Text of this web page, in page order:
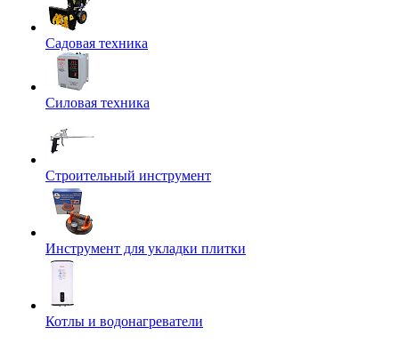
Садовая техника
Силовая техника
Строительный инструмент
Инструмент для укладки плитки
Котлы и водонагреватели